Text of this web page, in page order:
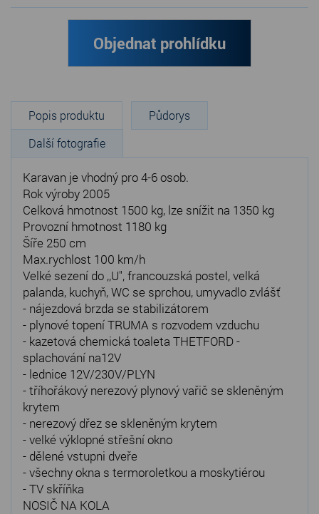
Objednat prohlídku
Popis produktu
Půdorys
Další fotografie
Karavan je vhodný pro 4-6 osob.
Rok výroby 2005
Celková hmotnost 1500 kg, lze snížit na 1350 kg
Provozní hmotnost 1180 kg
Šíře 250 cm
Max.rychlost 100 km/h
Velké sezení do ,,U", francouzská postel, velká
palanda, kuchyň, WC se sprchou, umyvadlo zvlášť
- nájezdová brzda se stabilizátorem
- plynové topení TRUMA s rozvodem vzduchu
- kazetová chemická toaleta THETFORD -
splachování na12V
- lednice 12V/230V/PLYN
- tříhořákový nerezový plynový vařič se skleněným
krytem
- nerezový dřez se skleněným krytem
- velké výklopné střešní okno
- dělené vstupni dveře
- všechny okna s termoroletkou a moskytiérou
- TV skříňka
NOSIČ NA KOLA